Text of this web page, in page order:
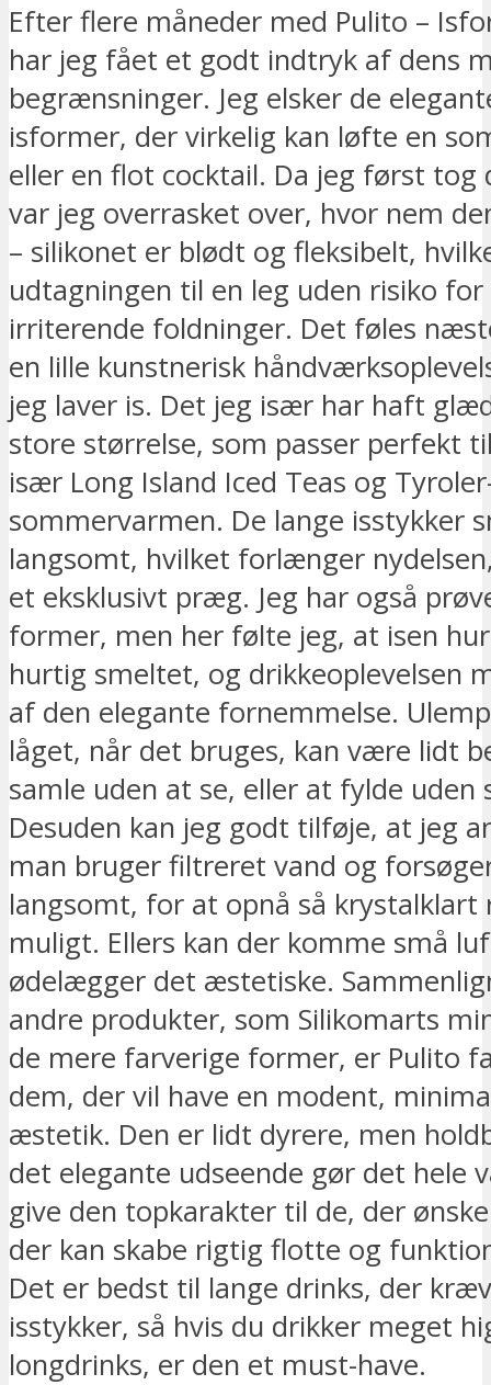
Efter flere måneder med Pulito –
har jeg fået et godt indtryk af dens
begrænsninger. Jeg elsker de
isformer, der virkelig kan løfte en
eller en flot cocktail. Da jeg først tog
var jeg overrasket over, hvor nem
– silikonet er blødt og fleksibelt,
udtagningen til en leg uden risiko
irriterende foldninger. Det føles
en lille kunstnerisk
jeg laver is. Det jeg især har haft
store størrelse, som passer perfekt
især Long Island Iced Teas og
sommervarmen. De lange isstykker
langsomt, hvilket forlænger
et eksklusivt præg. Jeg har også
former, men her følte jeg, at isen
hurtig smeltet, og drikkeoplevelsen
af den elegante fornemmelse.
låget, når det bruges, kan være lidt
samle uden at se, eller at fylde uden
Desuden kan jeg godt tilføje, at jeg
man bruger filtreret vand og
langsomt, for at opnå så krystalklart
muligt. Ellers kan der komme små
ødelægger det æstetiske.
andre produkter, som Silikomarts
de mere farverige former, er Pulito
dem, der vil have en modent,
æstetik. Den er lidt dyrere, men
det elegante udseende gør det hele
give den topkarakter til de, der
der kan skabe rigtig flotte og
Det er bedst til lange drinks, der
isstykker, så hvis du drikker meget
longdrinks, er den et must-have.